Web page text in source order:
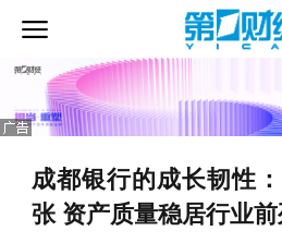
成都银行的成长韧性
张 资产质量稳居行业前